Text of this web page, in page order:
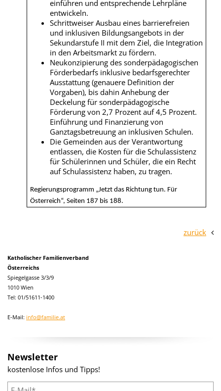
einführen und entsprechende Lehrpläne
entwickeln.
Schrittweiser Ausbau eines barrierefreien
und inklusiven Bildungsangebots in der
Sekundarstufe II mit dem Ziel, die Integration
in den Arbeitsmarkt zu fördern.
Neukonzipierung des sonderpädagogischen
Förderbedarfs inklusive bedarfsgerechter
Ausstattung (genauere Definition der
Vorgaben), bis dahin Anhebung der
Deckelung für sonderpädagogische
Förderung von 2,7 Prozent auf 4,5 Prozent.
Einführung und Finanzierung von
Ganztagsbetreuung an inklusiven Schulen.
Die Gemeinden aus der Verantwortung
entlassen, die Kosten für die Schulassistenz
für Schülerinnen und Schüler, die ein Recht
auf Schulassistenz haben, zu tragen.
Regierungsprogramm „Jetzt das Richtung tun. Für
Österreich“, Seiten 187 bis 188.
zurück
Katholischer Familienverband
Österreichs
Spiegelgasse 3/3/9
1010 Wien
Tel: 01/51611-1400
E-Mail: info@familie.at
Newsletter
kostenlose Infos und Tipps!